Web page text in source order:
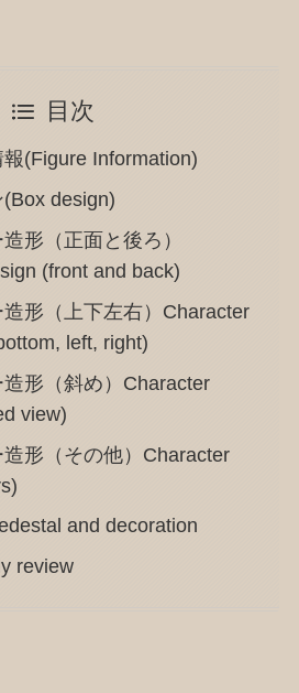
目次
(Figure Information)
design)
形（正面と後ろ）
(front and back)
形（上下左右）Character
left, right)
形（斜め）Character
view)
形（その他）Character
and decoration
review